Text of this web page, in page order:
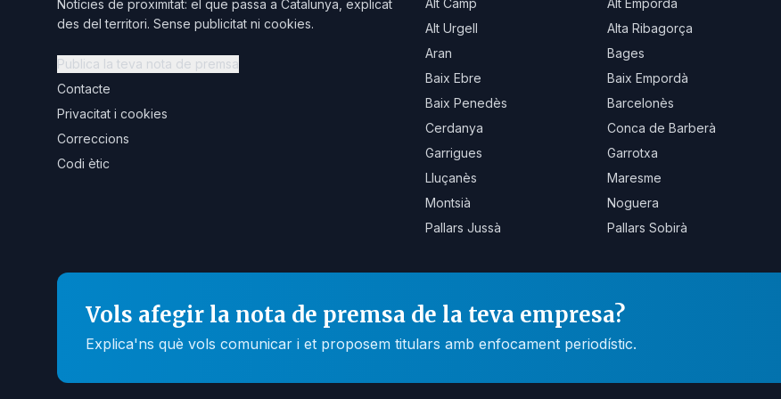
Notícies de proximitat: el que passa a Catalunya, explicat
des del territori. Sense publicitat ni cookies.
Publica la teva nota de premsa
Contacte
Privacitat i cookies
Correccions
Codi ètic
Alt Camp Alt Empordà
Alt Urgell
Alta Ribagorça
Aran
Bages
Baix Ebre
Baix Empordà
Baix Penedès
Barcelonès
Cerdanya
Conca de Barberà
Garrigues
Garrotxa
Lluçanès
Maresme
Montsià
Noguera
Pallars Jussà
Pallars Sobirà
Vols afegir la nota de premsa de la teva empresa?
Explica'ns què vols comunicar i et proposem titulars amb enfocament periodístic.